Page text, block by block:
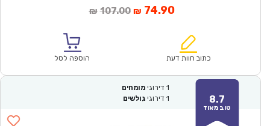
₪ 107.00המחיר
₪107.00.
₪ 74.90המחיר
הוא:
כתוב חוות דעת הוספה לסל
8.7
טוב מאוד
1 דירוגי מומחים
1 דירוגי גולשים